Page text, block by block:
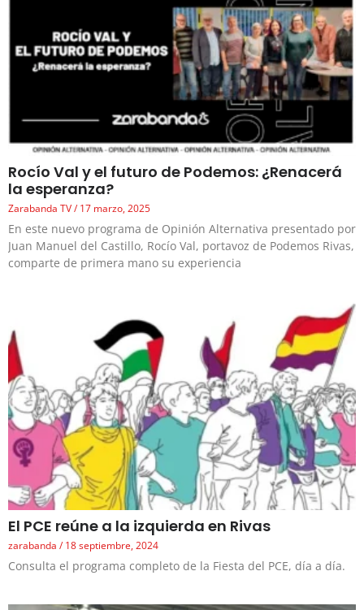
Rocío Val y el futuro de Podemos: ¿Renacerá
la esperanza?
Zarabanda TV 17 marzo, 2025
En este nuevo programa de Opinión Alternativa presentado por
Juan Manuel del Castillo, Rocío Val, portavoz de Podemos Rivas,
comparte de primera mano su experiencia
El PCE reúne a la izquierda en Rivas
zarabanda 18 septiembre, 2024
Consulta el programa completo de la Fiesta del PCE, día a día.